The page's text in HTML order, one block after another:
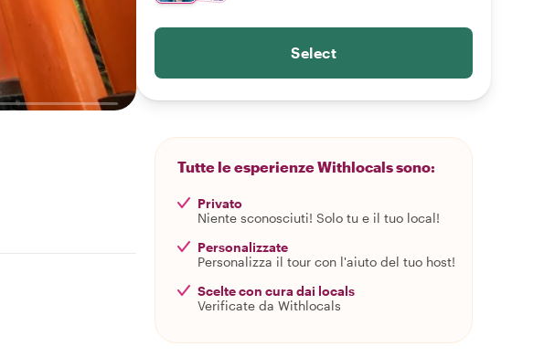
Select
Tutte le esperienze Withlocals sono:
Privato
Niente sconosciuti! Solo tu e il tuo local!
Personalizzate
Personalizza il tour con l'aiuto del tuo host!
Scelte con cura dai locals
Verificate da Withlocals